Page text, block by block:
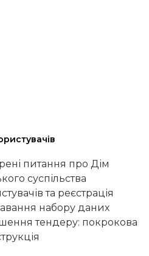
питання про Дім
суспільства
та реєстрація
набору даних
тендеру: покрокова